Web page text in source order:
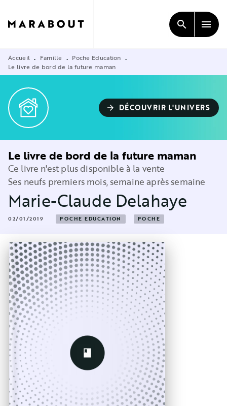
CONTENU
search menu
Accueil • Famille • Poche Education •
Le livre de bord de la future maman
arrow_forward DÉCOUVRIR L'UNIVERS
Le livre de bord de la future maman
Ce livre n'est plus disponible à la vente
Ses neufs premiers mois, semaine après semaine
Marie-Claude Delahaye
02/01/2019 POCHE EDUCATION POCHE